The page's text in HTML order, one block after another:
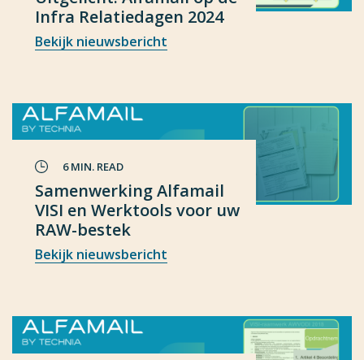
Infra Relatiedagen 2024
Bekijk nieuwsbericht
6 MIN. READ
Samenwerking Alfamail
VISI en Werktools voor uw
RAW-bestek
Bekijk nieuwsbericht